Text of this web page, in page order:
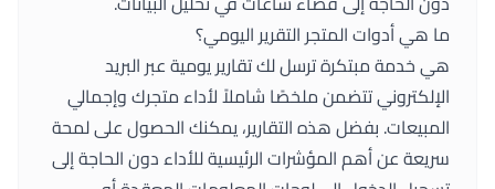
ما هي أدوات المتجر التقرير اليومي؟
هي خدمة مبتكرة ترسل لك تقارير يومية عبر البريد
الإلكتروني تتضمن ملخصًا شاملاً لأداء متجرك وإجمالي
المبيعات. بفضل هذه التقارير، يمكنك الحصول على لمحة
سريعة عن أهم المؤشرات الرئيسية للأداء دون الحاجة إلى